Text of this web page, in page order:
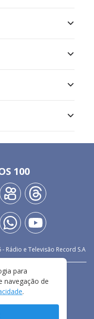
100
- Rádio e Televisão Record S.A
PRIVACIDADE
DE USO
para
navegação de
.